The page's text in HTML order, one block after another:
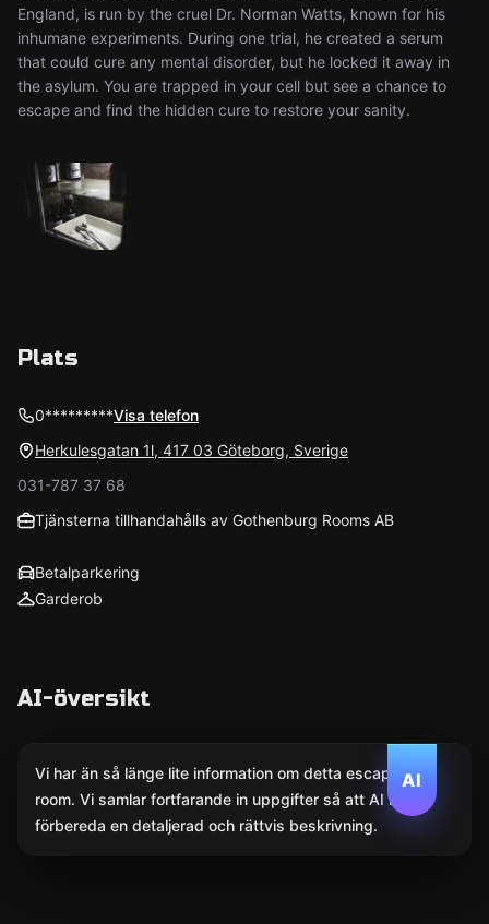
England, is run by the cruel Dr. Norman Watts, known for his
inhumane experiments. During one trial, he created a serum
that could cure any mental disorder, but he locked it away in
the asylum. You are trapped in your cell but see a chance to
escape and find the hidden cure to restore your sanity.
Plats
0*********Visa telefon
Herkulesgatan 1l, 417 03 Göteborg, Sverige
031-787 37 68
Tjänsterna tillhandahålls av Gothenburg Rooms AB
Betalparkering
Garderob
AI-översikt
AI
Vi har än så länge lite information om detta escape
room. Vi samlar fortfarande in uppgifter så att AI kan
förbereda en detaljerad och rättvis beskrivning.